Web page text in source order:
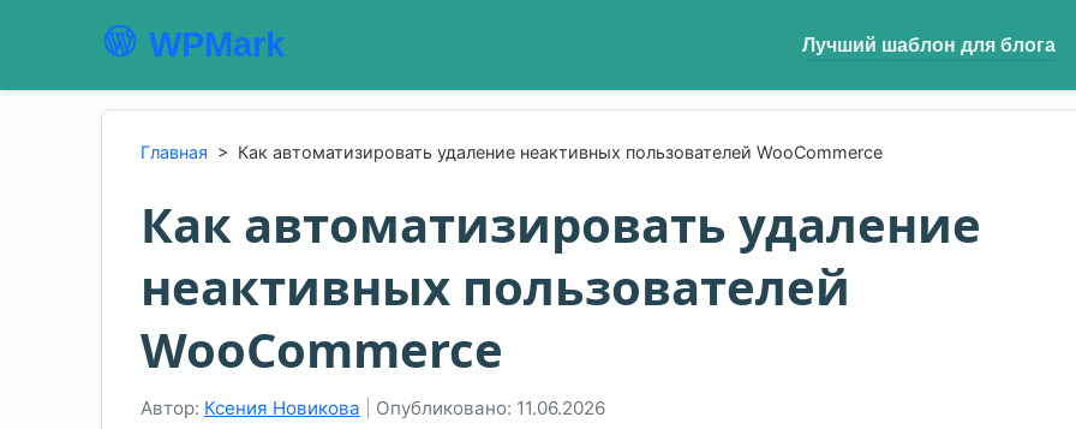
WPMark Лучший шаблон для блога
Главная > Как автоматизировать удаление неактивных пользователей WooCommerce
Как автоматизировать удаление
неактивных пользователей
WooCommerce
Автор: Ксения Новикова Опубликовано: 11.06.2026